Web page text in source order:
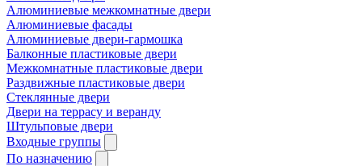
Алюминиевые межкомнатные двери
Алюминиевые фасады
Алюминиевые двери-гармошка
Балконные пластиковые двери
Межкомнатные пластиковые двери
Раздвижные пластиковые двери
Стеклянные двери
Двери на террасу и веранду
Штульповые двери
Входные группы
По назначению